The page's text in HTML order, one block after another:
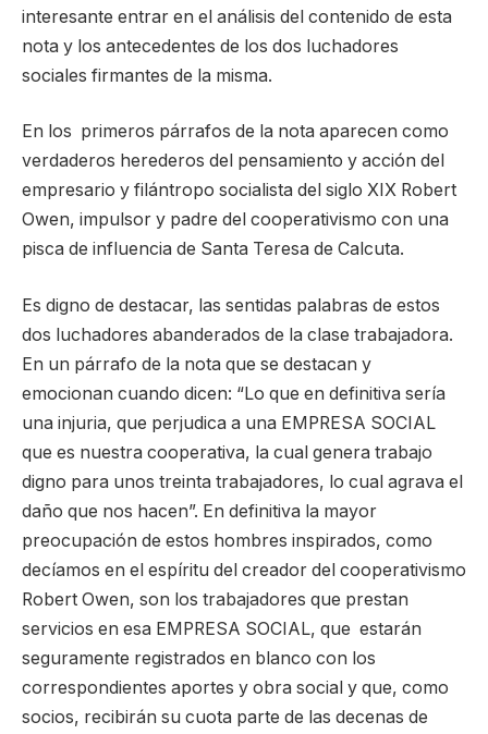
interesante entrar en el análisis del contenido de esta
nota y los antecedentes de los dos luchadores
sociales firmantes de la misma.
En los primeros párrafos de la nota aparecen como
verdaderos herederos del pensamiento y acción del
empresario y filántropo socialista del siglo XIX Robert
Owen, impulsor y padre del cooperativismo con una
pisca de influencia de Santa Teresa de Calcuta.
Es digno de destacar, las sentidas palabras de estos
dos luchadores abanderados de la clase trabajadora.
En un párrafo de la nota que se destacan y
emocionan cuando dicen: “Lo que en definitiva sería
una injuria, que perjudica a una EMPRESA SOCIAL
que es nuestra cooperativa, la cual genera trabajo
digno para unos treinta trabajadores, lo cual agrava el
daño que nos hacen”. En definitiva la mayor
preocupación de estos hombres inspirados, como
decíamos en el espíritu del creador del cooperativismo
Robert Owen, son los trabajadores que prestan
servicios en esa EMPRESA SOCIAL, que estarán
seguramente registrados en blanco con los
correspondientes aportes y obra social y que, como
socios, recibirán su cuota parte de las decenas de